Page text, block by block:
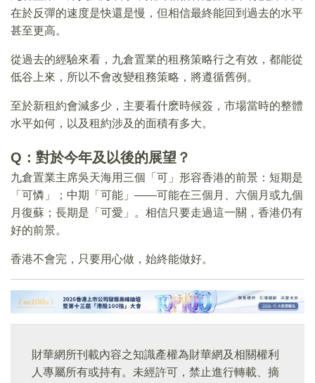
在於反彈的速度是快還是慢，但相信最終能回到過去的水平
甚至更高。
從過去的經驗來看，九倉置業的租務策略行之有效，都能從
低谷上來，所以不會改變租務策略，將遵循舊例。
至於新租約會減多少，主要看什麽時候簽，市場當時的整體
水平如何，以及租約涉及的面積有多大。
Q：對於今年及以後的展望？
九倉置業主席吳天海用三個「可」形容香港的前景：短期是
「可憐」；中期「可能」——可能在三個月、六個月或九個
月復蘇；長期是「可愛」。相信只要走過這一關，香港仍有
好的前景。
香港不會完，只要用心做，始終能做好。
財華網所刊載內容之知識產權為財華網及相關權利
人專屬所有或持有。未經許可，禁止進行轉載、摘